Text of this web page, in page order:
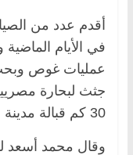
أقدم عدد من
في الأيام الماضية
عمليات غوص
جثث لبحارة
30 كم قبالة مدينة بورسعيد، أثناء المنخفض الأخير.
وقال محمد أسعد